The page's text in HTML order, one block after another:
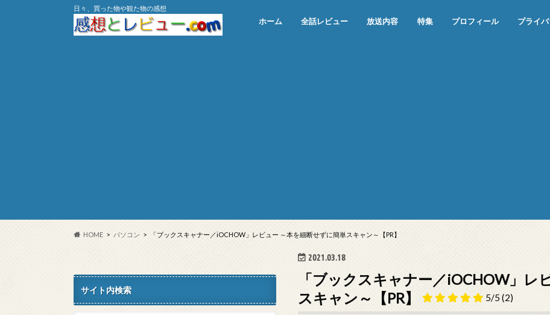
日々、買った物や観た物の感想
ホーム 全話レビュー 放送内容 特集 プロフィール プライ
HOME パソコン 「ブックスキャナー／iOCHOW」レビュー ～本を細断せずに簡単スキャン～【PR】
2021.03.18
「ブックスキャナー／iOCHOW」レ
スキャン～【PR】
5/5 (2)
サイト内検索